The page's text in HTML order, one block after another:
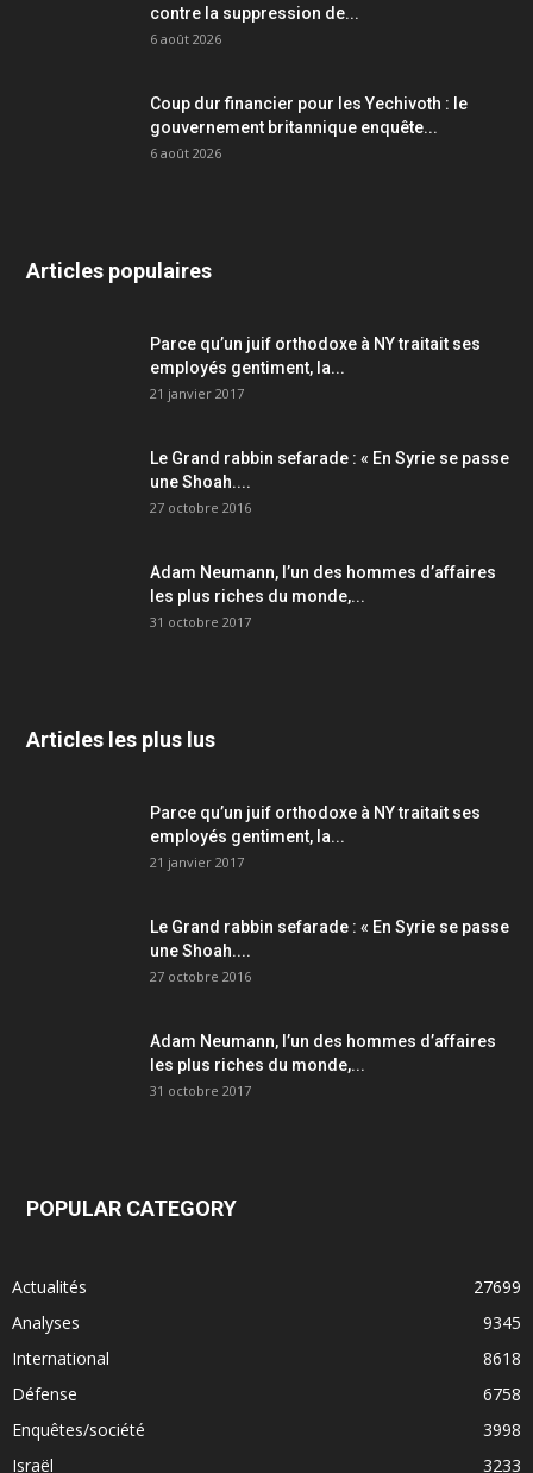
contre la suppression de...
6 août 2026
Coup dur financier pour les Yechivoth : le
gouvernement britannique enquête...
6 août 2026
Articles populaires
Parce qu’un juif orthodoxe à NY traitait ses
employés gentiment, la...
21 janvier 2017
Le Grand rabbin sefarade : « En Syrie se passe
une Shoah....
27 octobre 2016
Adam Neumann, l’un des hommes d’affaires
les plus riches du monde,...
31 octobre 2017
Articles les plus lus
Parce qu’un juif orthodoxe à NY traitait ses
employés gentiment, la...
21 janvier 2017
Le Grand rabbin sefarade : « En Syrie se passe
une Shoah....
27 octobre 2016
Adam Neumann, l’un des hommes d’affaires
les plus riches du monde,...
31 octobre 2017
POPULAR CATEGORY
Actualités
27699
Analyses
9345
International
8618
Défense
6758
Enquêtes/société
3998
Israël
3233